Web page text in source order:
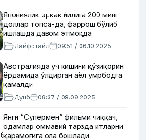
Япониялик эркак йилига 200 минг
доллар топса-да, фаррош бўлиб
ишлашда давом этмоқда
Лайфстайл 09:51 / 06.10.2025
Австралияда уч кишини қўзиқорин
ёрдамида ўлдирган аёл умрбодга
қамалди
Дунё 09:37 / 08.09.2025
Янги “Супермен” фильми чиққач,
одамлар оммавий тарзда итларни
қарамоғига ола бошлади